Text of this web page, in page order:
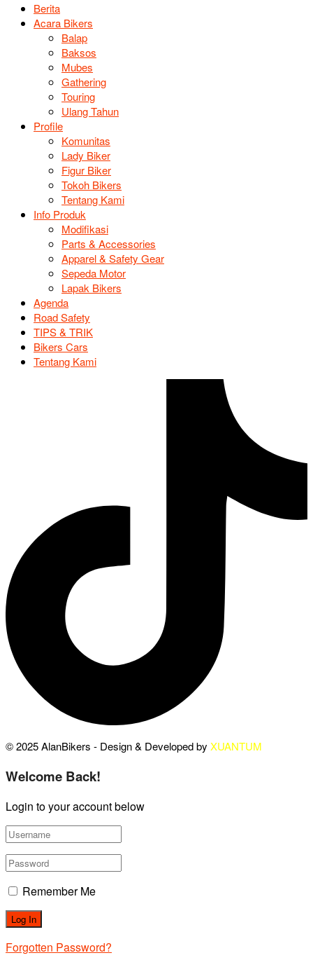
Berita
Acara Bikers
Balap
Baksos
Mubes
Gathering
Touring
Ulang Tahun
Profile
Komunitas
Lady Biker
Figur Biker
Tokoh Bikers
Tentang Kami
Info Produk
Modifikasi
Parts & Accessories
Apparel & Safety Gear
Sepeda Motor
Lapak Bikers
Agenda
Road Safety
TIPS & TRIK
Bikers Cars
Tentang Kami
© 2025 AlanBikers - Design & Developed by XUANTUM
Welcome Back!
Login to your account below
Remember Me
Forgotten Password?